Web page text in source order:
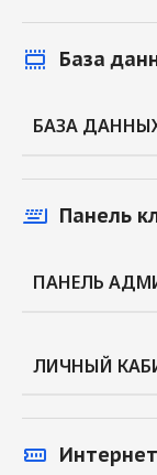
База
БАЗА
Панель
ПАНЕЛЬ
ЛИЧНЫЙ